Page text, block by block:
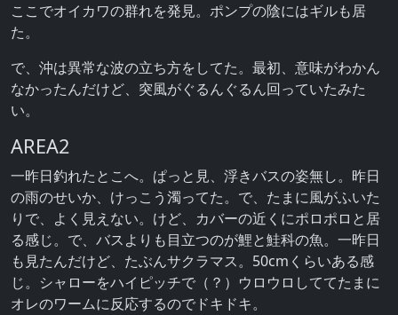
ここでオイカワの群れを発見。ポンプの陰にはギルも居
た。
で、沖は異常な波の立ち方をしてた。最初、意味がわかん
なかったんだけど、突風がぐるんぐるん回っていたみた
い。
AREA2
一昨日釣れたとこへ。ぱっと見、浮きバスの姿無し。昨日
の雨のせいか、けっこう濁ってた。で、たまに風がふいた
りで、よく見えない。けど、カバーの近くにポロポロと居
る感じ。で、バスよりも目立つのが鯉と鮭科の魚。一昨日
も見たんだけど、たぶんサクラマス。50cmくらいある感
じ。シャローをハイピッチで（？）ウロウロしててたまに
オレのワームに反応するのでドキドキ。